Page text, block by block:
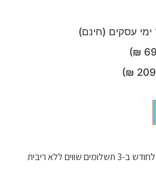
לחודש ב-3 תשלומים שווים ללא ריבית